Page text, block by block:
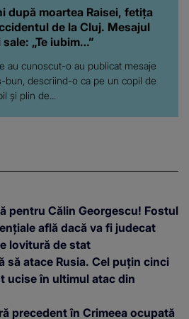
după moartea Raisei, fetița
de la Cluj. Mesajul
„Te iubim…”
au cunoscut-o au publicat mesaje
bun, descriind-o ca pe un copil de
și plin de...
pentru Călin Georgescu! Fostul
află dacă va fi judecat
lovitură de stat
să atace Rusia. Cel puțin cinci
ucise în ultimul atac din
precedent în Crimeea ocupată